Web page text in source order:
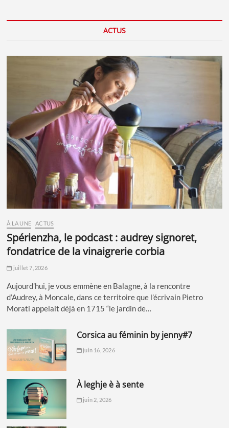
ACTUS
À LA UNE ACTUS
spérienzha, le podcast : audrey signoret,
fondatrice de la vinaigrerie corbia
juillet 7, 2026
Aujourd’hui, je vous emmène en Balagne, à la rencontre
d’Audrey, à Moncale, dans ce territoire que l’écrivain Pietro
Morati appelait déjà en 1715 “le jardin de…
corsica au féminin by jenny#7
juin 16, 2026
à leghje è à sente
juin 2, 2026